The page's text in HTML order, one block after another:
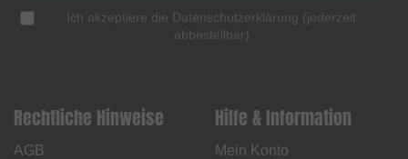
Ich akzeptiere die Datenschutzerklärung (jederzeit
abbestellbar)
Rechtliche Hinweise
AGB
Hilfe & Information
Mein Konto